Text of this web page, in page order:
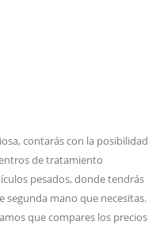
contarás con la posibilidad
de tratamiento
pesados, donde tendrás
segunda mano que necesitas.
que compares los precios